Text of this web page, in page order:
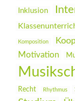
Inklusion
Komposition
Motivation
Recht Rhythmus